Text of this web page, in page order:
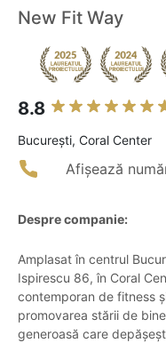
New Fit Way
8.8
Bucureşti, Coral Center
Afișează
Despre companie:
Amplasat în centrul
Ispirescu 86, în Coral
contemporan de fitness
promovarea stării de
generoasă care